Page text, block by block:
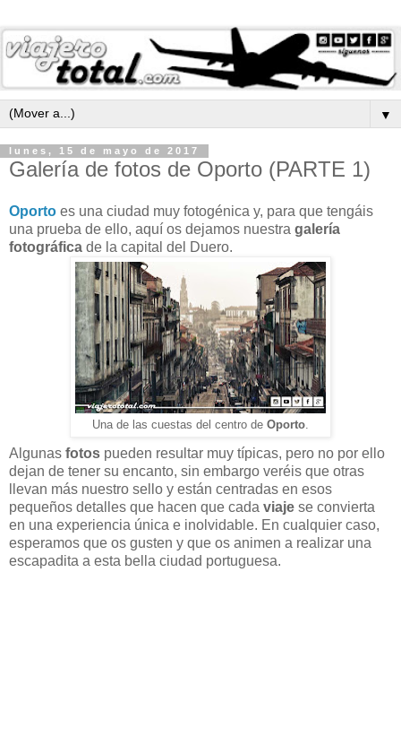
▼
lunes, 15 de mayo de 2017
Galería de fotos de Oporto (PARTE 1)
Oporto es una ciudad muy fotogénica y, para que tengáis
una prueba de ello, aquí os dejamos nuestra galería
fotográfica de la capital del Duero.
Una de las cuestas del centro de Oporto.
Algunas fotos pueden resultar muy típicas, pero no por ello
dejan de tener su encanto, sin embargo veréis que otras
llevan más nuestro sello y están centradas en esos
pequeños detalles que hacen que cada viaje se convierta
en una experiencia única e inolvidable. En cualquier caso,
esperamos que os gusten y que os animen a realizar una
escapadita a esta bella ciudad portuguesa.